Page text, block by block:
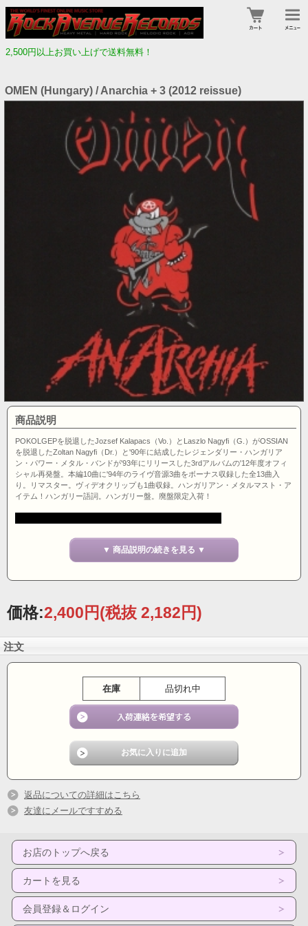
2,500円以上お買い上げで送料無料！
OMEN (Hungary) / Anarchia + 3 (2012 reissue)
商品説明
POKOLGEPを脱退したJozsef Kalapacs（Vo.）とLaszlo Nagyfi（G.）がOSSIAN
を脱退したZoltan Nagyfi（Dr.）と'90年に結成したレジェンダリー・ハンガリア
ン・パワー・メタル・バンドが'93年にリリースした3rdアルバムの'12年度オフィ
シャル再発盤。本編10曲に'94年のライヴ音源3曲をボーナス収録した全13曲入
り。リマスター。ヴィデオクリップも1曲収録。ハンガリアン・メタルマスト・ア
イテム！ハンガリー語詞。ハンガリー盤。廃盤限定入荷！
▼ 商品説明の続きを見る ▼
価格:2,400円(税抜 2,182円)
注文
在庫 品切れ中
返品についての詳細はこちら
友達にメールですすめる
お店のトップへ戻る
カートを見る
会員登録＆ログイン